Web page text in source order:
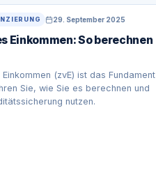
29. September 2025
Einkommen: So berechnen
(zvE) ist das Fundament
Sie, wie Sie es berechnen und
nutzen.